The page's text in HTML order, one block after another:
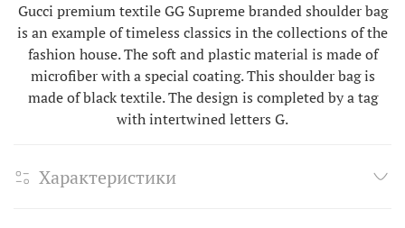
Gucci premium textile GG Supreme branded shoulder bag
is an example of timeless classics in the collections of the
fashion house. The soft and plastic material is made of
microfiber with a special coating. This shoulder bag is
made of black textile. The design is completed by a tag
with intertwined letters G.
Характеристики